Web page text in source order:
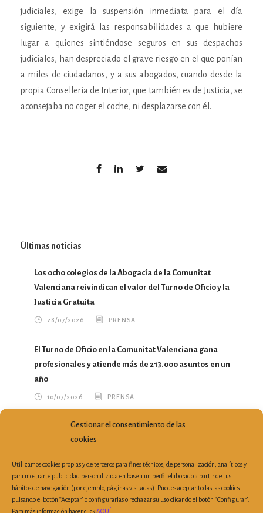
Gestionar el consentimiento de las
cookies
Utilizamos cookies propias y de terceros para fines técnicos, de personalización, analíticos y
para mostrarte publicidad personalizada en base a un perfil elaborado a partir de tus
hábitos de navegación (por ejemplo, páginas visitadas). Puedes aceptar todas las cookies
pulsando el botón “Aceptar” o configurarlas o rechazar su uso clicando el botón “Configurar”.
Para más información hacer clickAQUÍ
judiciales, exige la suspensión inmediata para el día
siguiente, y exigirá las responsabilidades a que hubiere
lugar a quienes sintiéndose seguros en sus despachos
judiciales, han despreciado el grave riesgo en el que ponían
a miles de ciudadanos, y a sus abogados, cuando desde la
propia Conselleria de Interior, que también es de Justicia, se
aconsejaba no coger el coche, ni desplazarse con él.
Últimas noticias
Los ocho colegios de la Abogacía de la Comunitat
Valenciana reivindican el valor del Turno de Oficio y la
Justicia Gratuita
28/07/2026 PRENSA
El Turno de Oficio en la Comunitat Valenciana gana
profesionales y atiende más de 213.000 asuntos en un
año
10/07/2026 PRENSA
María del Mar García Calvo traslada a la Conselleria
nuevas propuestas para mejorar el ejercicio profesional